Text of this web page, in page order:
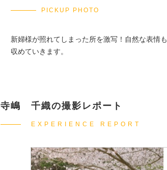
PICKUP PHOTO
新婦様が照れてしまった所を激写！自然な表情も
収めていきます。
寺嶋 千織の撮影レポート
EXPERIENCE REPORT